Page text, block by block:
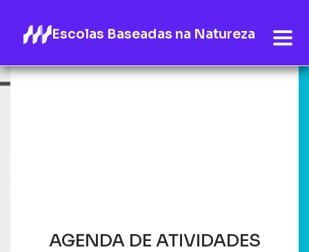
Escolas Baseadas na Natureza
AGENDA DE ATIVIDADES